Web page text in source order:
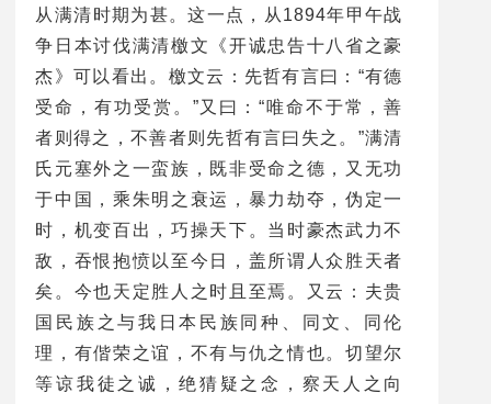
生于1903年
颜世镛，字冠声，
复圣颜子第七十七代嫡
从满清时期为甚。这一点，从1894年甲午战
争日本讨伐满清檄文《开诚忠告十八省之豪
杰》可以看出。檄文云：先哲有言曰：“有德
受命，有功受赏。”又曰：“唯命不于常，善
者则得之，不善者则先哲有言曰失之。”满清
氏元塞外之一蛮族，既非受命之德，又无功
于中国，乘朱明之衰运，暴力劫夺，伪定一
时，机变百出，巧操天下。当时豪杰武力不
敌，吞恨抱愤以至今日，盖所谓人众胜天者
矣。今也天定胜人之时且至焉。又云：夫贵
国民族之与我日本民族同种、同文、同伦
理，有偕荣之谊，不有与仇之情也。切望尔
等谅我徒之诚，绝猜疑之念，察天人之向